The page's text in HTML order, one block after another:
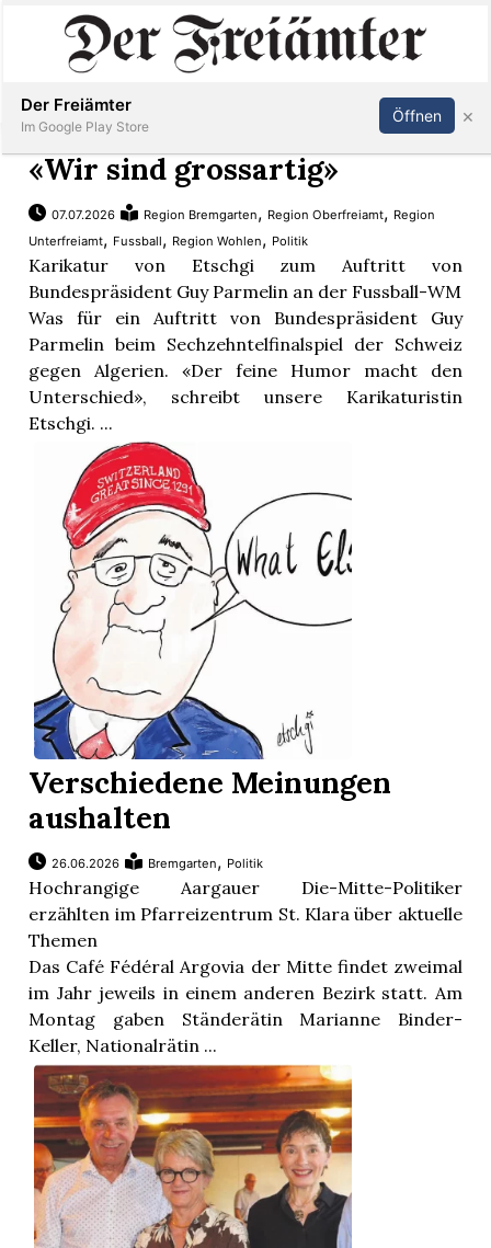
Immobilien
Veranstaltungen
Stellen
E-
Paper
Newsletter
App
Inserieren Abonnieren Anmelden
«Wir sind grossartig»
07.07.2026 Region Bremgarten, Region Oberfreiamt, Region
Unterfreiamt, Fussball, Region Wohlen, Politik
Karikatur von Etschgi zum Auftritt von
Bundespräsident Guy Parmelin an der Fussball-WM
Was für ein Auftritt von Bundespräsident Guy
Parmelin beim Sechzehntelfinalspiel der Schweiz
gegen Algerien. «Der feine Humor macht den
Unterschied», schreibt unsere Karikaturistin
Etschgi. ...
Verschiedene Meinungen
aushalten
26.06.2026 Bremgarten, Politik
Hochrangige Aargauer Die-Mitte-Politiker
erzählten im Pfarreizentrum St. Klara über aktuelle
Themen
Das Café Fédéral Argovia der Mitte findet zweimal
im Jahr jeweils in einem anderen Bezirk statt. Am
Montag gaben Ständerätin Marianne Binder-
Keller, Nationalrätin ...
Der Freiämter
Im Google Play Store
Öffnen ×